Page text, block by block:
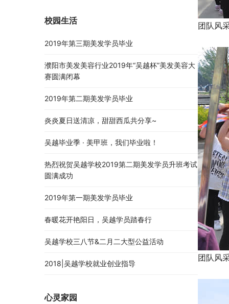
团队风
团队风
校园生活
2019年第三期美发学员毕业
濮阳市美发美容行业2019年“吴越杯”美发美容大
赛圆满闭幕
2019年第二期美发学员毕业
炎炎夏日送清凉，甜甜西瓜共分享~
吴越毕业季 · 美甲班，我们毕业啦！
热烈祝贺吴越学校2019第二期美发学员升班考试
圆满成功
2019年第一期美发学员毕业
春暖花开艳阳日，吴越学员踏春行
吴越学校三八节&二月二大型公益活动
2018|吴越学校就业创业指导
心灵家园